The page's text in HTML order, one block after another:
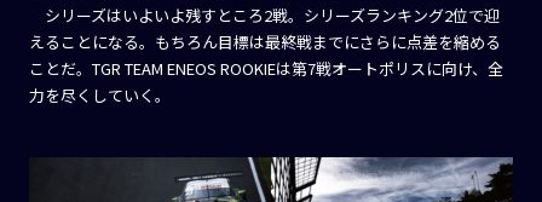
シリーズはいよいよ残すところ2戦。シリーズランキング2位で迎
えることになる。もちろん目標は最終戦までにさらに点差を縮める
ことだ。TGR TEAM ENEOS ROOKIEは第7戦オートポリスに向け、全
力を尽くしていく。